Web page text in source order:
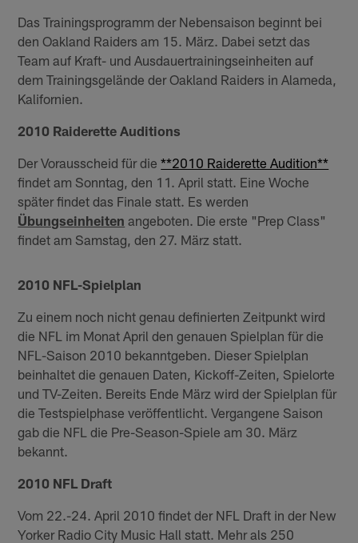
Das Trainingsprogramm der Nebensaison beginnt bei
den Oakland Raiders am 15. März. Dabei setzt das
Team auf Kraft- und Ausdauertrainingseinheiten auf
dem Trainingsgelände der Oakland Raiders in Alameda,
Kalifornien.
2010 Raiderette Auditions
Der Vorausscheid für die**2010 Raiderette Audition**
findet am Sonntag, den 11. April statt. Eine Woche
später findet das Finale statt. Es werden
Übungseinheiten angeboten. Die erste "Prep Class"
findet am Samstag, den 27. März statt.
2010 NFL-Spielplan
Zu einem noch nicht genau definierten Zeitpunkt wird
die NFL im Monat April den genauen Spielplan für die
NFL-Saison 2010 bekanntgeben. Dieser Spielplan
beinhaltet die genauen Daten, Kickoff-Zeiten, Spielorte
und TV-Zeiten. Bereits Ende März wird der Spielplan für
die Testspielphase veröffentlicht. Vergangene Saison
gab die NFL die Pre-Season-Spiele am 30. März
bekannt.
2010 NFL Draft
Vom 22.-24. April 2010 findet der NFL Draft in der New
Yorker Radio City Music Hall statt. Mehr als 250